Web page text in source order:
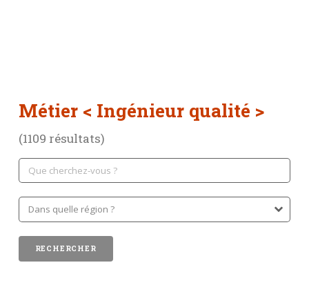
Métier < Ingénieur qualité >
(1109 résultats)